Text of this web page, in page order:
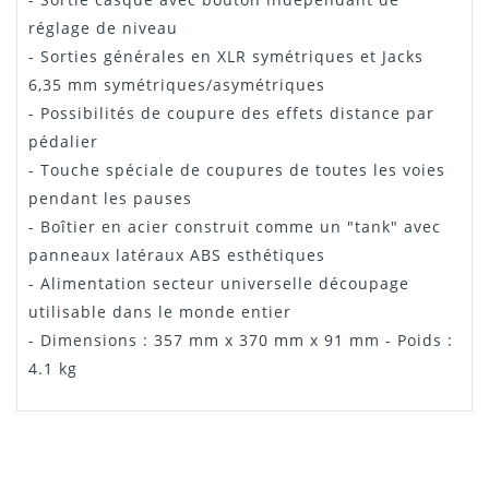
réglage de niveau
- Sorties générales en XLR symétriques et Jacks
6,35 mm symétriques/asymétriques
- Possibilités de coupure des effets distance par
pédalier
- Touche spéciale de coupures de toutes les voies
pendant les pauses
- Boîtier en acier construit comme un "tank" avec
panneaux latéraux ABS esthétiques
- Alimentation secteur universelle découpage
utilisable dans le monde entier
- Dimensions : 357 mm x 370 mm x 91 mm - Poids :
4.1 kg